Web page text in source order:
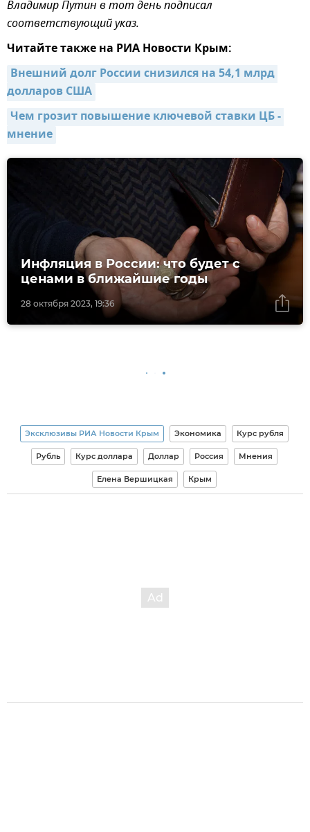
Владимир Путин в тот день подписал
соответствующий указ.
Читайте также на РИА Новости Крым:
Внешний долг России снизился на 54,1 млрд
долларов США
Чем грозит повышение ключевой ставки ЦБ -
мнение
28 октября 2023, 19:36
Инфляция в России: что будет с
ценами в ближайшие годы
Эксклюзивы РИА Новости Крым Экономика Курс рубля
Рубль Курс доллара Доллар Россия Мнения
Елена Вершицкая Крым